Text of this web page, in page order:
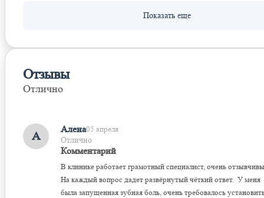
Отзывы
Отлично
А
Алена05 апреля
Отлично
Комментарий
В клинике работает грамотный специалист, очень
На каждый вопрос дадет развёрнутый чёткий ответ. У меня
была запущенная зубная боль, очень требовалось